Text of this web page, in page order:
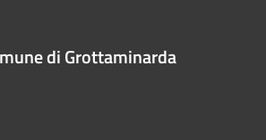
di Grottaminarda